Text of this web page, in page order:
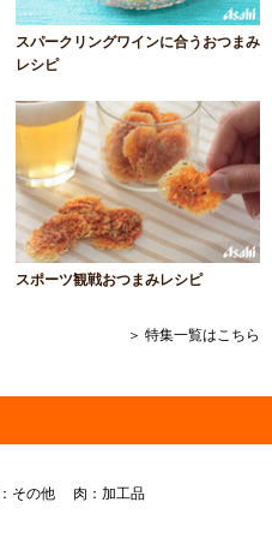
スパークリングワインに合うおつまみ
レシピ
スポーツ観戦おつまみレシピ
＞ 特集一覧はこちら
その他 肉：加工品